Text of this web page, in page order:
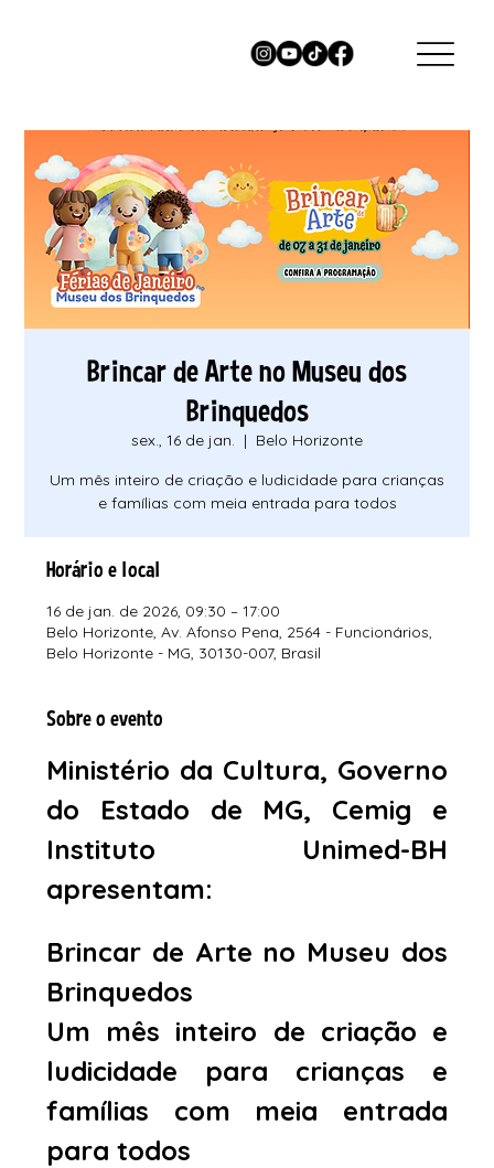
Brincar de Arte no Museu dos
Brinquedos
sex., 16 de jan.
  |
Belo Horizonte
Um mês inteiro de criação e ludicidade para crianças
e famílias com meia entrada para todos
Horário e local
16 de jan. de 2026, 09:30 – 17:00
Belo Horizonte, Av. Afonso Pena, 2564 - Funcionários,
Belo Horizonte - MG, 30130-007, Brasil
Sobre o evento
Ministério da Cultura, Governo
do Estado de MG, Cemig e
Instituto Unimed-BH
apresentam:
Brincar de Arte no Museu dos
Brinquedos
Um mês inteiro de criação e
ludicidade para crianças e
famílias com meia entrada
para todos